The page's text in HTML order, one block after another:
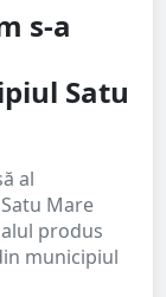
s-a
Satu
al
Mare
produs
municipiul